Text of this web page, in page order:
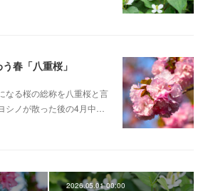
春「八重桜」
なる桜の総称を八重桜と言
シノが散った後の4月中…
2026.05.01 00:00